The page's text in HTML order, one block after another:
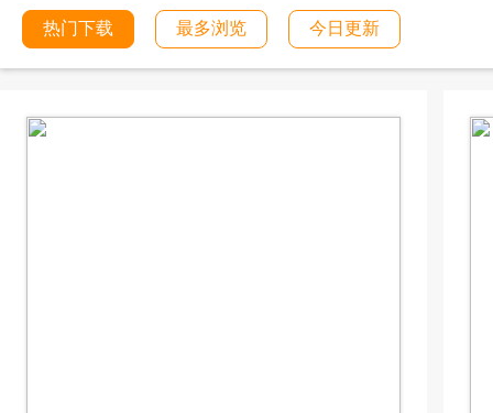
热门下载 最多浏览 今日更新